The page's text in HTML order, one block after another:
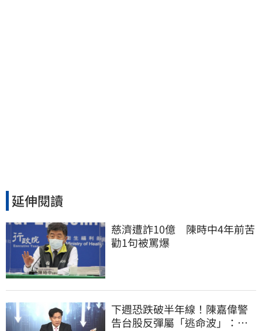
延伸閱讀
慈濟遭詐10億　陳時中4年前苦
勸1句被罵爆
下週恐跌破半年線！陳嘉偉警
告台股反彈屬「逃命波」：空